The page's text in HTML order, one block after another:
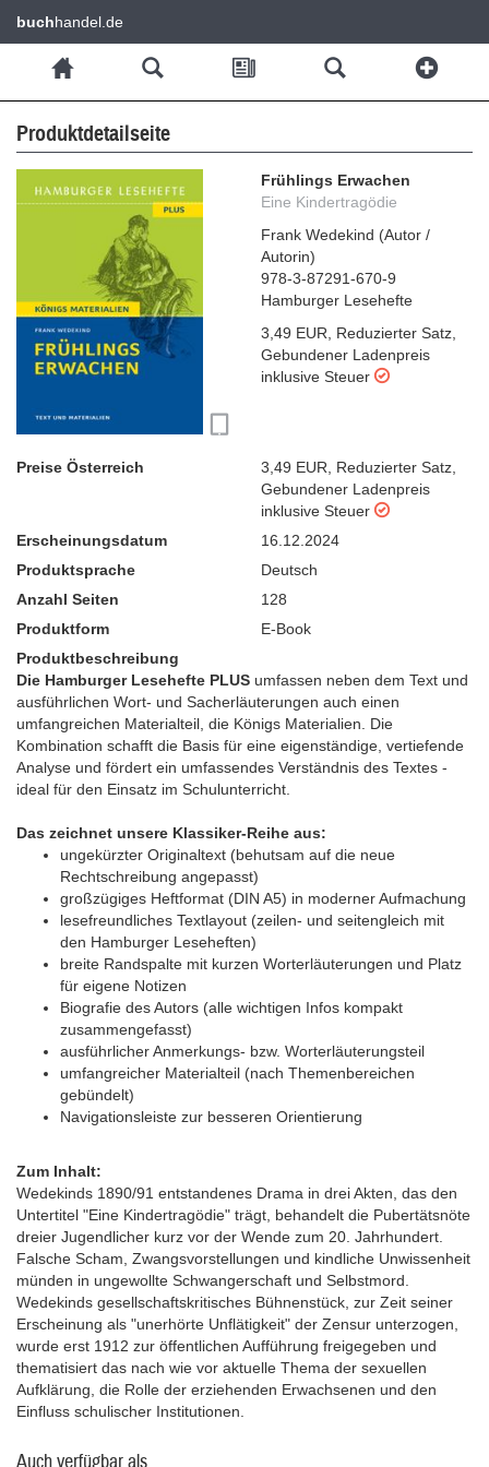
buchhandel.de
Produktdetailseite
Frühlings Erwachen
Eine Kindertragödie
Frank Wedekind (Autor /
Autorin)
978-3-87291-670-9
Hamburger Lesehefte
3,49 EUR
Reduzierter Satz
Gebundener Ladenpreis
inklusive Steuer
Preise Österreich 3,49 EUR Reduzierter Satz
Gebundener Ladenpreis
inklusive Steuer
Erscheinungsdatum
16.12.2024
Produktsprache
Deutsch
Anzahl Seiten
128
Produktform
E-Book
Produktbeschreibung
Die Hamburger Lesehefte PLUS umfassen neben dem Text und
ausführlichen Wort- und Sacherläuterungen auch einen
umfangreichen Materialteil, die Königs Materialien. Die
Kombination schafft die Basis für eine eigenständige, vertiefende
Analyse und fördert ein umfassendes Verständnis des Textes -
ideal für den Einsatz im Schulunterricht.
Das zeichnet unsere Klassiker-Reihe aus:
ungekürzter Originaltext (behutsam auf die neue
Rechtschreibung angepasst)
großzügiges Heftformat (DIN A5) in moderner Aufmachung
lesefreundliches Textlayout (zeilen- und seitengleich mit
den Hamburger Leseheften)
breite Randspalte mit kurzen Worterläuterungen und Platz
für eigene Notizen
Biografie des Autors (alle wichtigen Infos kompakt
zusammengefasst)
ausführlicher Anmerkungs- bzw. Worterläuterungsteil
umfangreicher Materialteil (nach Themenbereichen
gebündelt)
Navigationsleiste zur besseren Orientierung
Zum Inhalt:
Wedekinds 1890/91 entstandenes Drama in drei Akten, das den
Untertitel "Eine Kindertragödie" trägt, behandelt die Pubertätsnöte
dreier Jugendlicher kurz vor der Wende zum 20. Jahrhundert.
Falsche Scham, Zwangsvorstellungen und kindliche Unwissenheit
münden in ungewollte Schwangerschaft und Selbstmord.
Wedekinds gesellschaftskritisches Bühnenstück, zur Zeit seiner
Erscheinung als "unerhörte Unflätigkeit" der Zensur unterzogen,
wurde erst 1912 zur öffentlichen Aufführung freigegeben und
thematisiert das nach wie vor aktuelle Thema der sexuellen
Aufklärung, die Rolle der erziehenden Erwachsenen und den
Einfluss schulischer Institutionen.
Auch verfügbar als